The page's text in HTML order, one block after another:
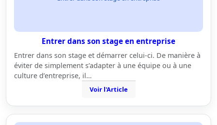
Entrer dans son stage en entreprise
Entrer dans son stage et démarrer celui-ci. De manière à
éviter de simplement s’adapter à une équipe ou à une
culture d’entreprise, il…
Voir l'Article